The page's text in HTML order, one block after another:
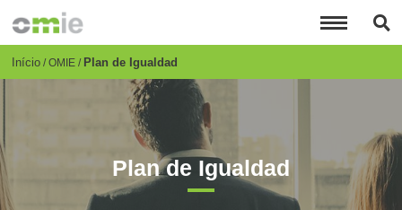
para
conteúdo
Breadcrumb
Início OMIE Plan de Igualdad
Plan de Igualdad